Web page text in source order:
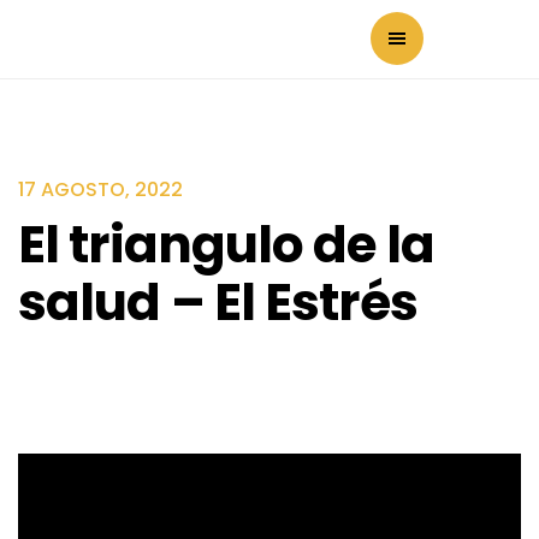
17 AGOSTO, 2022
El triangulo de la
salud – El Estrés